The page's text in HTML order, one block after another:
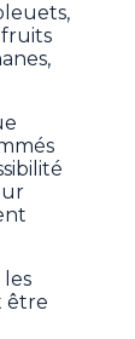
être